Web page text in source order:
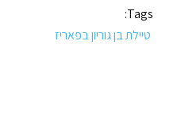
Tags:
טיילת בן גוריון בפאריז